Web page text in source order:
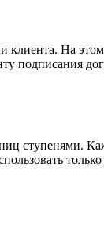
клиента. На
ступенями.